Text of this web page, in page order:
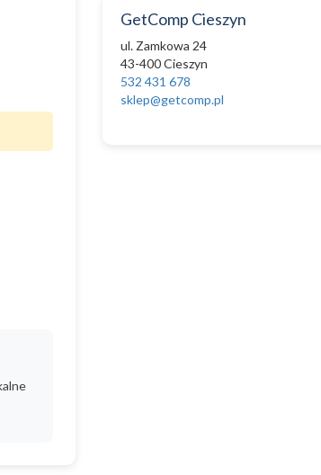
GetComp Cieszyn
ul. Zamkowa 24
43-400 Cieszyn
532 431 678
sklep@getcomp.pl